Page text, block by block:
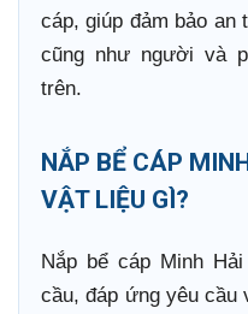
cáp, giúp đảm bảo an
cũng như người và
trên.
NẮP BỂ CÁP
VẬT LIỆU GÌ?
Nắp bể cáp Minh
cầu, đáp ứng yêu cầu